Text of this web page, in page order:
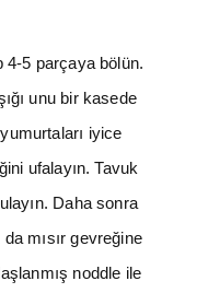
4-5 parçaya bölün.
unu bir kasede
iyice
ufalayın. Tavuk
Daha sonra
mısır gevreğine
noddle ile